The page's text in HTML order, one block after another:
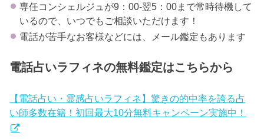
専任コンシェルジュが9：00-翌5：00まで常時待機して
いるので、いつでもご相談いただけます！
電話が苦手なお客様などには、メール鑑定もあります
電話占いラフィネの無料鑑定はこちらから
【電話占い・霊感占いラフィネ】驚きの的中率を誇る占
い師多数在籍！初回最大10分無料キャンペーン実施中！